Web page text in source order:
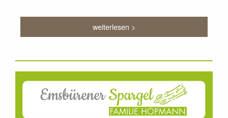
weiterlesen >